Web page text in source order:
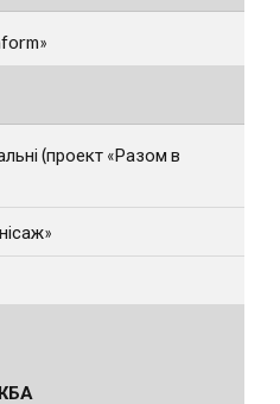
(проект «Разом в